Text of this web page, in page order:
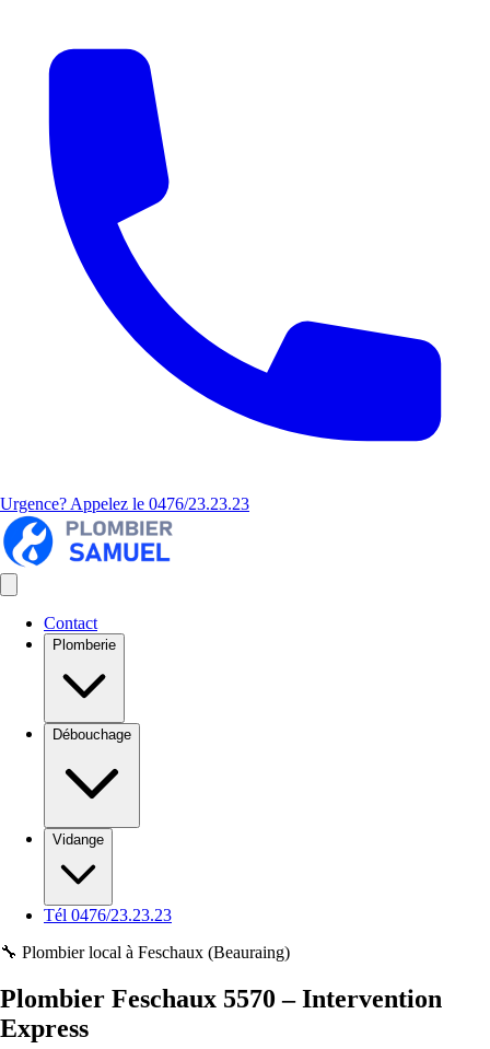
Urgence? Appelez le 0476/23.23.23
Contact
Plomberie
Débouchage
Vidange
Tél 0476/23.23.23
🔧 Plombier local à Feschaux (Beauraing)
Plombier Feschaux 5570 – Intervention
Express